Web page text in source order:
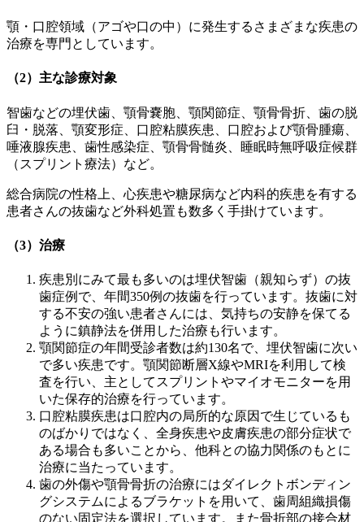
顎・口腔領域（アゴや口の中）に発生するさまざまな疾患の
治療を専門としています。
（2）主な診療対象
智歯などの埋伏歯、顎骨嚢胞、顎関節症、顎骨骨折、歯の脱
臼・脱落、顎変形症、口腔粘膜疾患、口腔および顎骨腫瘍、
唾液腺疾患、歯性感染症、顎骨骨髄炎、睡眠時無呼吸症候群
（スプリント療法）など。
総合病院の性格上、心疾患や糖尿病など内科的疾患を有する
患者さんの抜歯など外科処置も数多く手掛けています。
（3）治療
疾患別にみて最も多いのは埋伏智歯（親知らず）の抜
歯症例で、年間350例の抜歯を行っています。抜歯に対
する不安の強い患者さんには、気持ちの安静を保てる
ように鎮静法を併用した治療も行います。
顎関節症の年間受診者数は約130名で、埋伏智歯に次い
で多い疾患です。顎関節断層X線やMRIを利用して検
査を行い、主としてスプリントやマイオモニターを用
いた保存的治療を行っています。
口腔粘膜疾患は口腔内の局所的な原因で生じているも
のばかりではなく、全身疾患や皮膚疾患の部分症状で
ある場合も多いことから、他科との協力関係のもとに
治療に当たっています。
歯の外傷や顎骨骨折の治療にはダイレクトボンディン
グシステムによるブラケットを用いて、歯周組織損傷
のない固定法を選択しています。また骨折部の接合材